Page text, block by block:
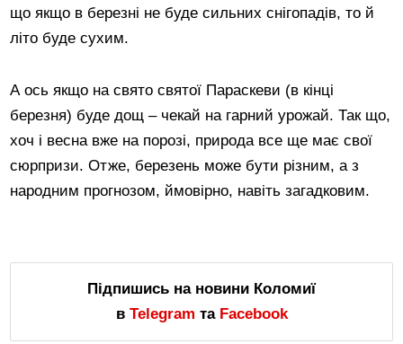
що якщо в березні не буде сильних снігопадів, то й
літо буде сухим.
А ось якщо на свято святої Параскеви (в кінці
березня) буде дощ – чекай на гарний урожай. Так що,
хоч і весна вже на порозі, природа все ще має свої
сюрпризи. Отже, березень може бути різним, а з
народним прогнозом, ймовірно, навіть загадковим.
Підпишись на новини Коломиї
в Telegram та Facebook